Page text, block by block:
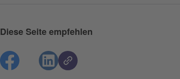
Diese Seite empfehlen